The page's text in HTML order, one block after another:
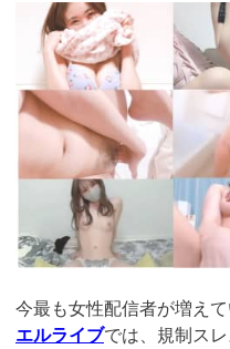
https://www.j-
live.tv/LiveChat/acs.php?
今最も女性配信者が増え
エルライブでは、規制ス